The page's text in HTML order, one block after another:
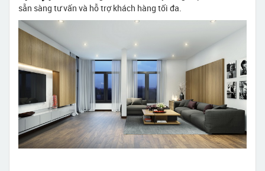
sẵn sàng tư vấn và hỗ trợ khách hàng tối đa.